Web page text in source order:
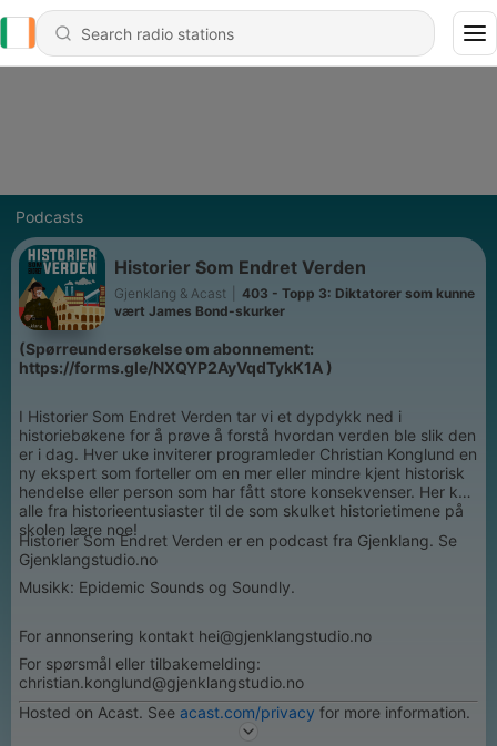
Podcasts
Historier Som Endret Verden
Gjenklang & Acast
403 - Topp 3: Diktatorer som kunne
vært James Bond-skurker
(Spørreundersøkelse om abonnement:
https://forms.gle/NXQYP2AyVqdTykK1A )
I Historier Som Endret Verden tar vi et dypdykk ned i
historiebøkene for å prøve å forstå hvordan verden ble slik den
er i dag. Hver uke inviterer programleder Christian Konglund en
ny ekspert som forteller om en mer eller mindre kjent historisk
hendelse eller person som har fått store konsekvenser. Her kan
alle fra historieentusiaster til de som skulket historietimene på
skolen lære noe!
Historier Som Endret Verden er en podcast fra Gjenklang. Se
Gjenklangstudio.no
Musikk: Epidemic Sounds og Soundly.
For annonsering kontakt hei@gjenklangstudio.no
For spørsmål eller tilbakemelding:
christian.konglund@gjenklangstudio.no
Hosted on Acast. See acast.com/privacy for more information.